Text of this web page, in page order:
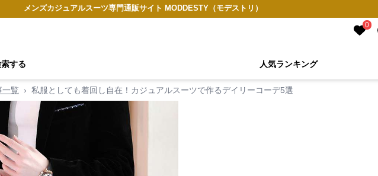
メンズカジュアルスーツ専門通販サイト MODDESTY（モデストリ）
0
する 人気ランキング
一覧 › 私服としても着回し自在！カジュアルスーツで作るデイリーコーデ5選